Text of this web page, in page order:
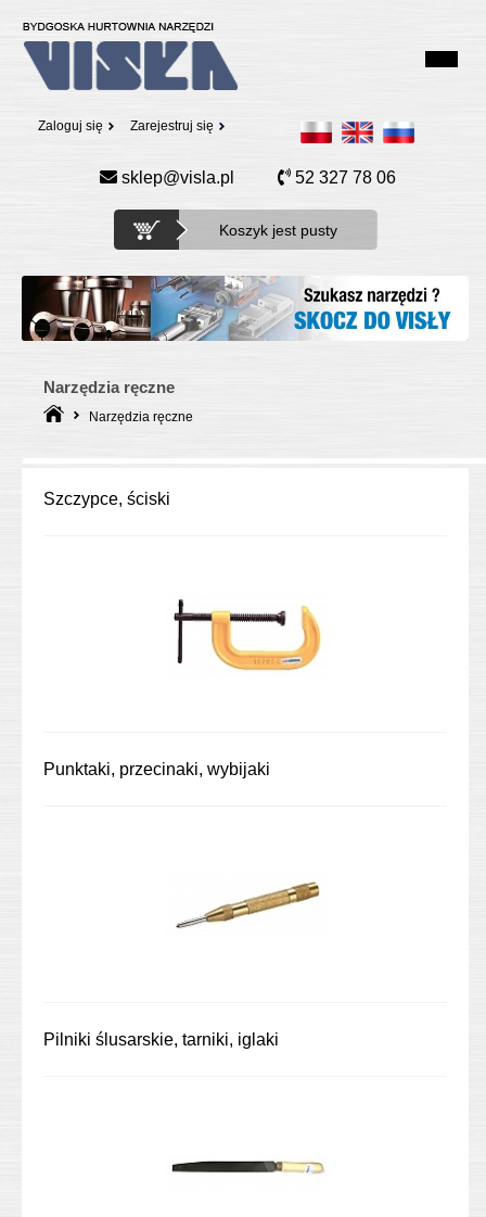
Zarejestruj się
Zaloguj się
sklep@visla.pl 52 327 78 06
Koszyk jest pusty
Narzędzia ręczne
Narzędzia ręczne
Szczypce, ściski
Punktaki, przecinaki, wybijaki
Pilniki ślusarskie, tarniki, iglaki